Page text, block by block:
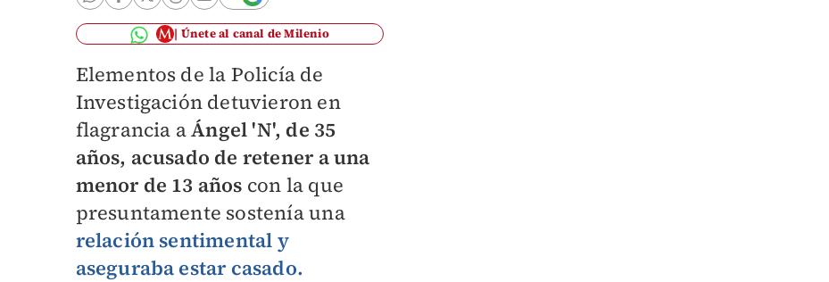
Únete al canal de Milenio
Elementos de la Policía de
Investigación detuvieron en
flagrancia aÁngel 'N', de 35
años, acusado de retener a una
menor de 13 años con la que
presuntamente sostenía una
relación sentimental y
aseguraba estar casado.